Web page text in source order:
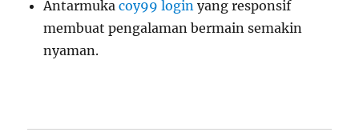
Antarmukacoy99 login yang responsif
membuat pengalaman bermain semakin
nyaman.